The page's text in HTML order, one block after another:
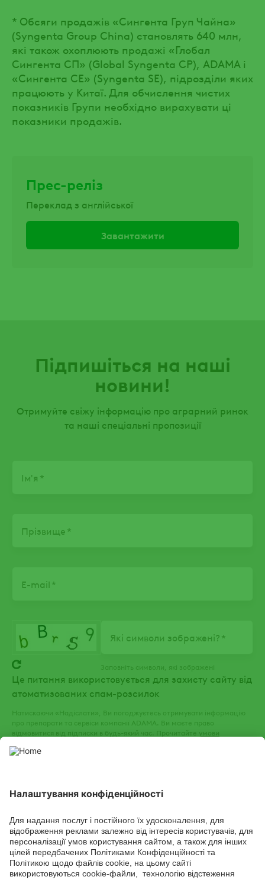
* Обсяги продажів «Сингента Груп Чайна»
(Syngenta Group China) становлять 640 млн,
які також охоплюють продажі «Глобал
Сингента СП» (Global Syngenta CP), ADAMA і
«Сингента СЕ» (Syngenta SE), підрозділи яких
працюють у Китаї. Для обчислення чистих
показників Групи необхідно вирахувати ці
показники продажів.
Прес-реліз
Переклад з англійської
Завантажити
Підпишіться на наші
новини!
Отримуйте свіжу інформацію про аграрний ринок
та наші спеціальні пропозиції
Ім'я
Прізвище
E-mail
Які символи зображені?
Заповніть символи, які зображені
Це питання використовується для захисту сайту від
атоматизованих спам-розсилок
Натискаючи «Надіслати», Ви погоджуєтесь отримувати інформацію
про препарати та сервіси компанії ADAMA. Ви маєте право
відмовитися від підписки в будь-який час. Прочитайте умови
СОЦІАЛЬНІ СЕРВІСИ
Youtube FacebookTikTok